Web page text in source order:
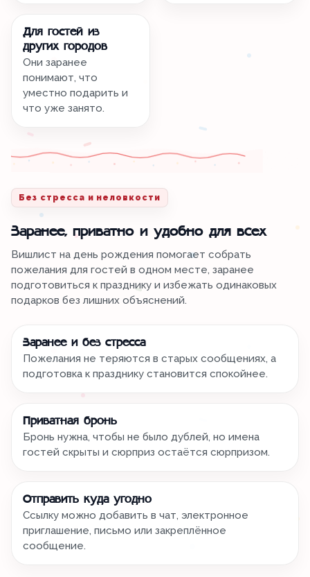
Для гостей из
других городов
Они заранее
понимают, что
уместно подарить и
что уже занято.
Без стресса и неловкости
Заранее, приватно и удобно для всех
Вишлист на день рождения помогает собрать
пожелания для гостей в одном месте, заранее
подготовиться к празднику и избежать одинаковых
подарков без лишних объяснений.
Заранее и без стресса
Пожелания не теряются в старых сообщениях, а
подготовка к празднику становится спокойнее.
Приватная бронь
Бронь нужна, чтобы не было дублей, но имена
гостей скрыты и сюрприз остаётся сюрпризом.
Отправить куда угодно
Ссылку можно добавить в чат, электронное
приглашение, письмо или закреплённое
сообщение.